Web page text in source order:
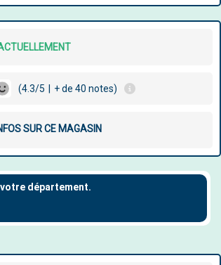
(4.3/5 + de 40 notes)
SUR CE MAGASIN